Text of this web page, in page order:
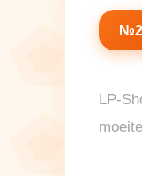
№2
LP-